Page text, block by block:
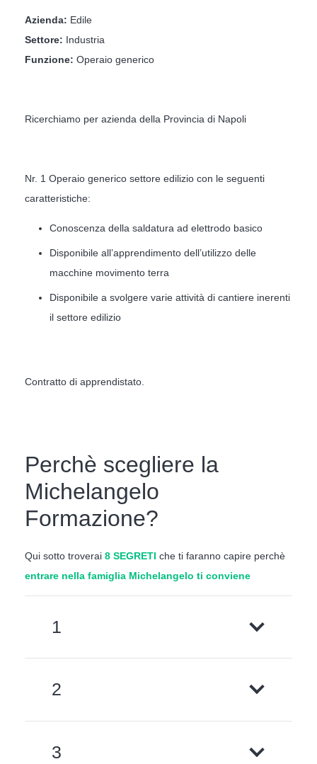
Azienda: Edile
Settore: Industria
Funzione: Operaio generico
Ricerchiamo per azienda della Provincia di Napoli
Nr. 1 Operaio generico settore edilizio con le seguenti
caratteristiche:
Conoscenza della saldatura ad elettrodo basico
Disponibile all’apprendimento dell’utilizzo delle
macchine movimento terra
Disponibile a svolgere varie attività di cantiere inerenti
il settore edilizio
Contratto di apprendistato.
Perchè scegliere la
Michelangelo
Formazione?
Qui sotto troverai 8 SEGRETI che ti faranno capire perchè
entrare nella famiglia Michelangelo ti conviene
1
2
3